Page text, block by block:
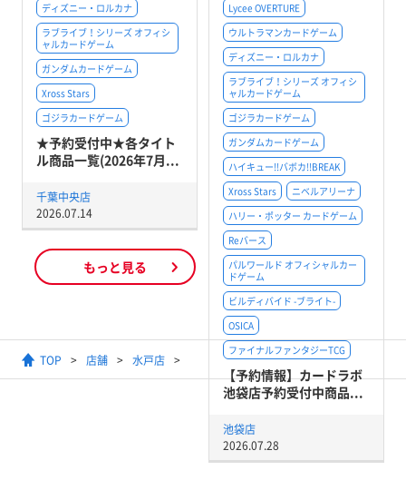
Lycee OVERTURE
ウルトラマンカードゲーム
ディズニー・ロルカナ
ラブライブ！シリーズ オフィシ
ャルカードゲーム
ゴジラカードゲーム
ガンダムカードゲーム
ハイキュー!!バボカ!!BREAK
Xross Stars
ニベルアリーナ
ハリー・ポッター カードゲーム
Reバース
パルワールド オフィシャルカー
ドゲーム
ビルディバイド -ブライト-
OSICA
ファイナルファンタジーTCG
【予約情報】カードラボ
池袋店予約受付中商品...
池袋店
2026.07.28
ディズニー・ロルカナ
ラブライブ！シリーズ オフィシ
ャルカードゲーム
ガンダムカードゲーム
Xross Stars
ゴジラカードゲーム
★予約受付中★各タイト
ル商品一覧(2026年7月...
千葉中央店
2026.07.14
もっと見る
TOP 店舗 水戸店 【デュエル・マスターズ】＃デュ